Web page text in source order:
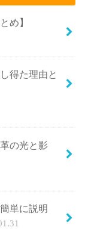
め】
得た理由と
の光と影
単に説明